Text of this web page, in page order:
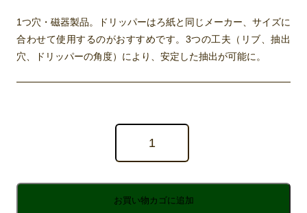
1つ穴・磁器製品。ドリッパーはろ紙と同じメーカー、サイズに
合わせて使用するのがおすすめです。3つの工夫（リブ、抽出
穴、ドリッパーの角度）により、安定した抽出が可能に。
バ
式
リ
ッ
パ
お買い物カゴに追加